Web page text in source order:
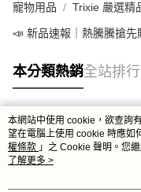
寵物用品 Trixie 嚴選精
📣 新品速報｜熱騰騰搶先
本分類熱銷全站排行
熱門標籤
本網站中使用 cookie，欲查詢
望在電腦上使用 cookie 時應如
權條款 」之 Cookie 聲明。您
用條款之 Cookie 聲明使用
了解更多 >